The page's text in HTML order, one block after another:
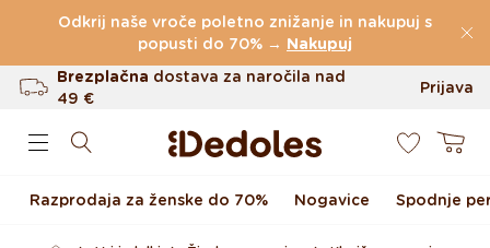
Preskoči na vsebino
Odkrij naše vroče poletno znižanje in nakupuj s
popusti do 70% → Nakupuj
(60.231 Ocen)
Brezplačna dostava za naročila nad
49 €
Do 100 dni za vračilo
Prijava
Košarica
Razprodaja za ženske do 70% Nogavice Spodnje